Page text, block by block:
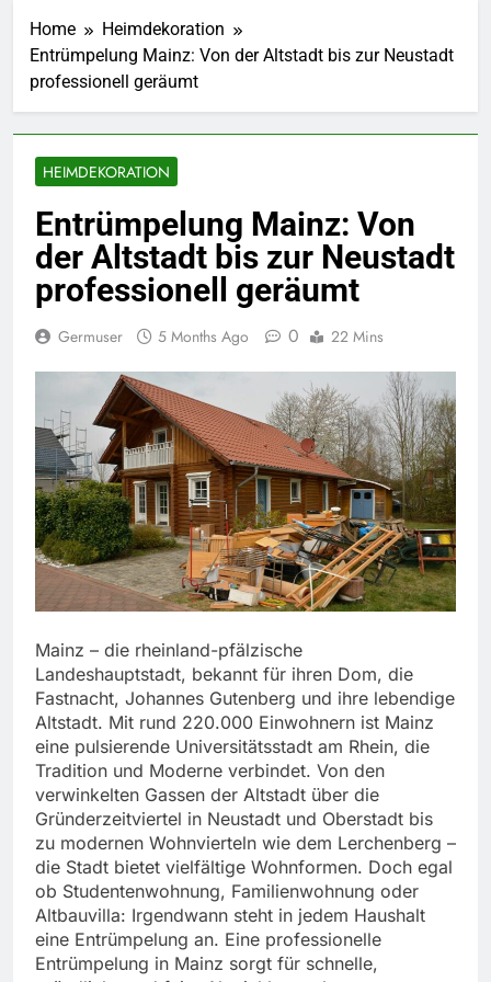
Home
Heimdekoration
Entrümpelung Mainz: Von der Altstadt bis zur Neustadt
professionell geräumt
HEIMDEKORATION
Entrümpelung Mainz: Von
der Altstadt bis zur Neustadt
professionell geräumt
Germuser 5 Months Ago 0 22 Mins
Mainz – die rheinland-pfälzische
Landeshauptstadt, bekannt für ihren Dom, die
Fastnacht, Johannes Gutenberg und ihre lebendige
Altstadt. Mit rund 220.000 Einwohnern ist Mainz
eine pulsierende Universitätsstadt am Rhein, die
Tradition und Moderne verbindet. Von den
verwinkelten Gassen der Altstadt über die
Gründerzeitviertel in Neustadt und Oberstadt bis
zu modernen Wohnvierteln wie dem Lerchenberg –
die Stadt bietet vielfältige Wohnformen. Doch egal
ob Studentenwohnung, Familienwohnung oder
Altbauvilla: Irgendwann steht in jedem Haushalt
eine Entrümpelung an. Eine professionelle
Entrümpelung in Mainz sorgt für schnelle,